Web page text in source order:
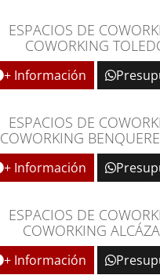
ESPACIOS DE
COWORKING
+ Información
ESPACIOS DE
COWORKING
+ Información
ESPACIOS DE
COWORKING
+ Información